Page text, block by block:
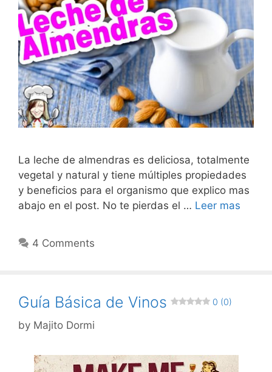
La leche de almendras es deliciosa, totalmente
vegetal y natural y tiene múltiples propiedades
y beneficios para el organismo que explico mas
abajo en el post. No te pierdas el … Leer mas
4 Comments
Guía Básica de Vinos 0 (0)
by Majito Dormi